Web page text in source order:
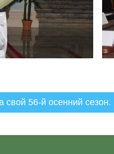
свой 56-й осенний сезон.